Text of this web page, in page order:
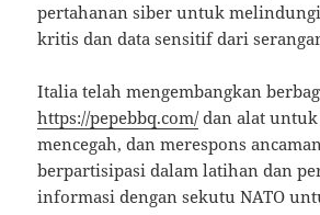
pertahanan siber untuk
kritis dan data sensitif dari
Italia telah mengembangkan
https://pepebbq.com/dan alat untuk
mencegah, dan merespons
berpartisipasi dalam latihan dan
informasi dengan sekutu NATO